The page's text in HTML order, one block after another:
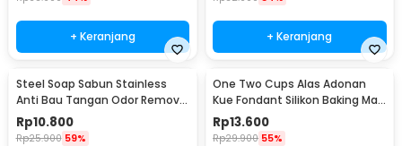
+ Keranjang + Keranjang
Steel Soap Sabun Stainless
Anti Bau Tangan Odor Remove
- HW071
Rp10.800
Rp25.900 59%
One Two Cups Alas Adonan
Kue Fondant Silikon Baking Mat
Anti Slip - JJ3873
Rp13.600
Rp29.900 55%